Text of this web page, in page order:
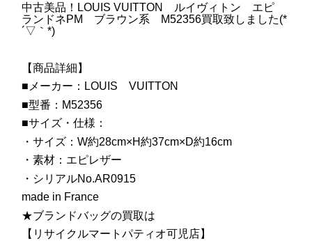
中古美品！LOUIS VUITTON ルイヴィトン エピ
ランドネPM ブラウン系 M52356買取致しました(*
´▽｀*)
【商品詳細】
■メーカー：LOUIS VUITTON
■型番：M52356
■サイズ・仕様：
・サイズ：W約28cm×H約37cm×D約16cm
・素材：エピレザー
・シリアルNo.AR0915
made in France
★ブランドバッグの買取は
【リサイクルマートパティオ可児店】